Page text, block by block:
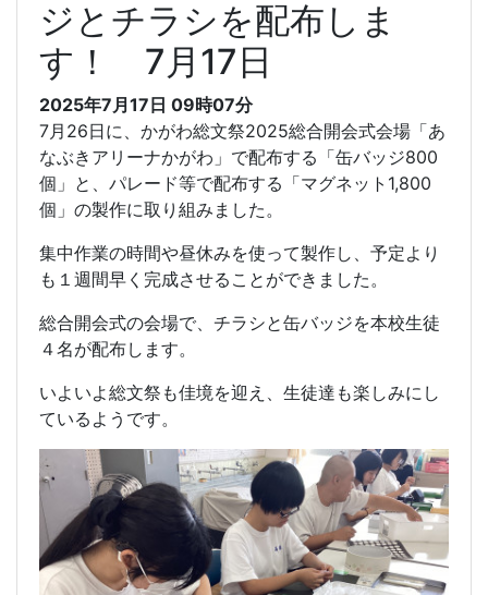
ジとチラシを配布しま
す！ 7月17日
2025年7月17日 09時07分
7月26日に、かがわ総文祭2025総合開会式会場「あ
なぶきアリーナかがわ」で配布する「缶バッジ800
個」と、パレード等で配布する「マグネット1,800
個」の製作に取り組みました。
集中作業の時間や昼休みを使って製作し、予定より
も１週間早く完成させることができました。
総合開会式の会場で、チラシと缶バッジを本校生徒
４名が配布します。
いよいよ総文祭も佳境を迎え、生徒達も楽しみにし
ているようです。